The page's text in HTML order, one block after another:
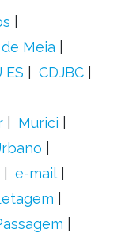
Meia
ES
CDJBC
Murici
e-mail